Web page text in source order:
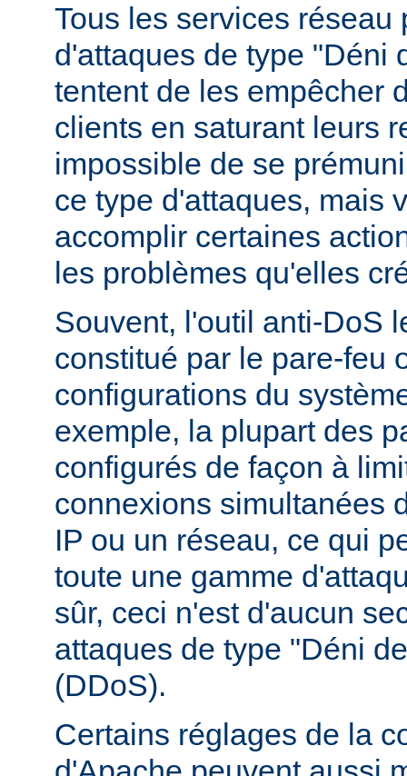
Tous les services réseau
d'attaques de type "Déni
tentent de les empêcher
clients en saturant leurs
impossible de se
ce type d'attaques, mais
accomplir certaines
les problèmes qu'elles
Souvent, l'outil anti-DoS
constitué par le pare-feu
configurations du
exemple, la plupart des
configurés de façon à
connexions simultanées
IP ou un réseau, ce qui
toute une gamme
sûr, ceci n'est d'aucun
attaques de type "Déni
(DDoS).
Certains réglages de la